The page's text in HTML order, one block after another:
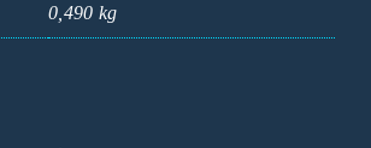
0,490 kg